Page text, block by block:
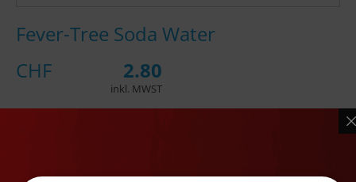
Fever-Tree Soda Water
CHF
2.80
inkl. MWST